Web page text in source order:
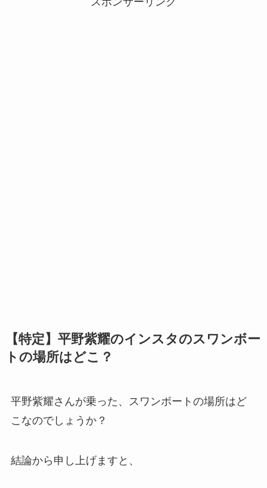
【特定】平野紫耀のインスタのスワンボー
トの場所はどこ？
平野紫耀さんが乗った、スワンボートの場所はど
こなのでしょうか？
結論から申し上げますと、